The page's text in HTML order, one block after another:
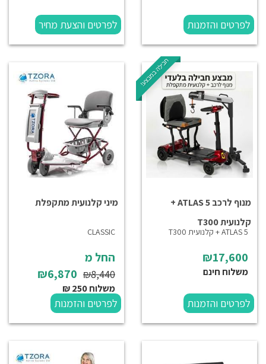
לפרטים והזמנות לפרטים והצעת מחיר
חבילה במבצע!
מנוף לרכב ATLAS 5 +
קלנועית T300
ATLAS 5 + קלנועית T300
₪17,600
משלוח חינם
לפרטים והזמנות
מיני קלנועית מתקפלת
CLASSIC
החל מ
₪6,870 ₪8,440
משלוח 250 ₪
לפרטים והזמנות